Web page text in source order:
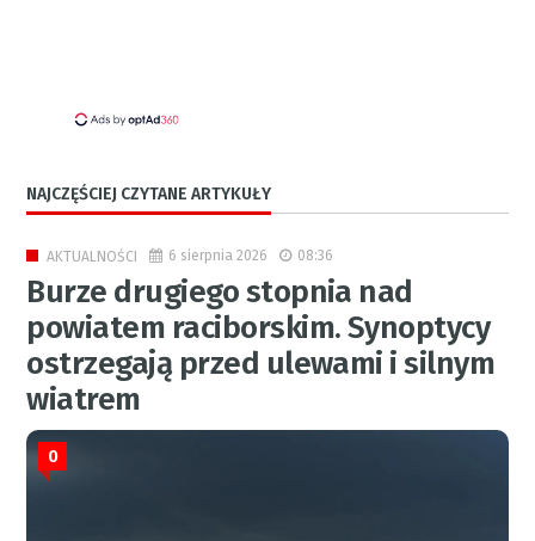
NAJCZĘŚCIEJ CZYTANE ARTYKUŁY
AKTUALNOŚCI 6 sierpnia 2026 08:36
Burze drugiego stopnia nad
powiatem raciborskim. Synoptycy
ostrzegają przed ulewami i silnym
wiatrem
0